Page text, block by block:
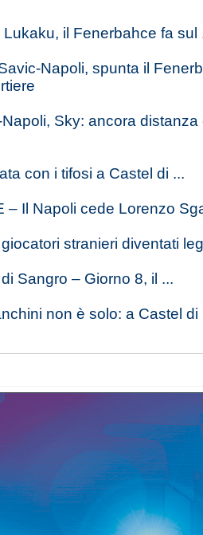
Lukaku, il Fenerbahce fa sul
Napoli, spunta il
Sky: ancora
con i tifosi a Castel di ...
– Il Napoli cede Lorenzo
stranieri diventati
Sangro – Giorno 8, il ...
non è solo: a Castel di